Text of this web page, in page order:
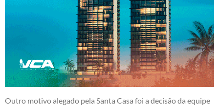
Outro motivo alegado pela Santa Casa foi a decisão da equipe